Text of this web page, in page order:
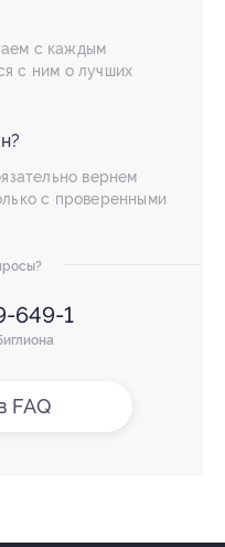
с каждым
с ним о лучших
вернем
с проверенными
649-1
FAQ